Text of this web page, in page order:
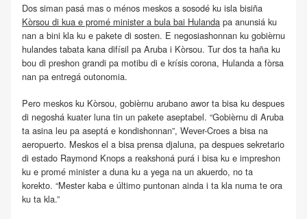
Dos siman pasá mas o ménos meskos a sosodé ku isla bisiña
Kòrsou di kua e promé minister a bula bai Hulanda pa anunsiá ku
nan a bini kla ku e pakete di sosten. E negosiashonnan ku gobièrnu
hulandes tabata kana difísil pa Aruba i Kòrsou. Tur dos ta haña ku
bou di preshon grandi pa motibu di e krísis corona, Hulanda a fòrsa
nan pa entregá outonomia.
Pero meskos ku Kòrsou, gobièrnu arubano awor ta bisa ku despues
di negoshá kuater luna tin un pakete aseptabel. “Gobièrnu di Aruba
ta asina leu pa aseptá e kondishonnan”, Wever-Croes a bisa na
aeropuerto. Meskos el a bisa prensa djaluna, pa despues sekretario
di estado Raymond Knops a reakshoná purá i bisa ku e impreshon
ku e promé minister a duna ku a yega na un akuerdo, no ta
korekto. “Mester kaba e último puntonan ainda i ta kla numa te ora
ku ta kla.”